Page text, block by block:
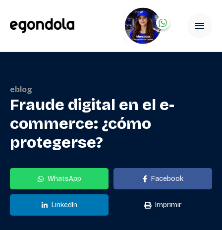
eblog
Fraude digital en el e-
commerce: ¿cómo
protegerse?
WhatsApp Facebook
LinkedIn Imprimir